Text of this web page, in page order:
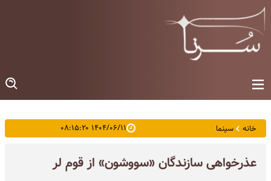
خانه سینما ۱۴۰۴/۰۶/۱۱ ۰۸:۱۵:۲۰
عذرخواهی سازندگان «سووشون» از قوم لر